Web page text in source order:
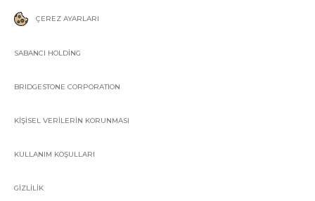
ÇEREZ AYARLARI
SABANCI HOLDİNG
BRIDGESTONE CORPORATION
KİŞİSEL VERİLERİN KORUNMASI
KULLANIM KOŞULLARI
GİZLİLİK